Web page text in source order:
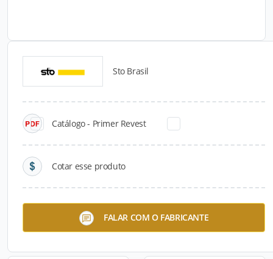
Sto Brasil
Catálogo - Primer Revest
Cotar esse produto
FALAR COM O FABRICANTE
Catálogos para Download
Argamassa Flexível
Pastimont Super Aderente
Gelo STO Brasil
Pastimont Super Aderente
Grafite STO Brasil